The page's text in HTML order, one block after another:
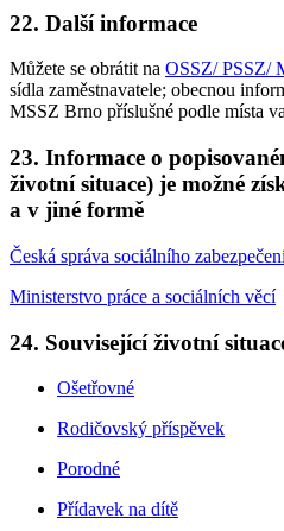
22. Další informace
Můžete se obrátit na OSSZ/ PSSZ/
sídla zaměstnavatele; obecnou
MSSZ Brno příslušné podle místa
23. Informace o
životní situace) je možné
a v jiné formě
Česká správa sociálního
Ministerstvo práce a sociálních věcí
24. Související životní
Ošetřovné
Rodičovský příspěvek
Porodné
Přídavek na dítě